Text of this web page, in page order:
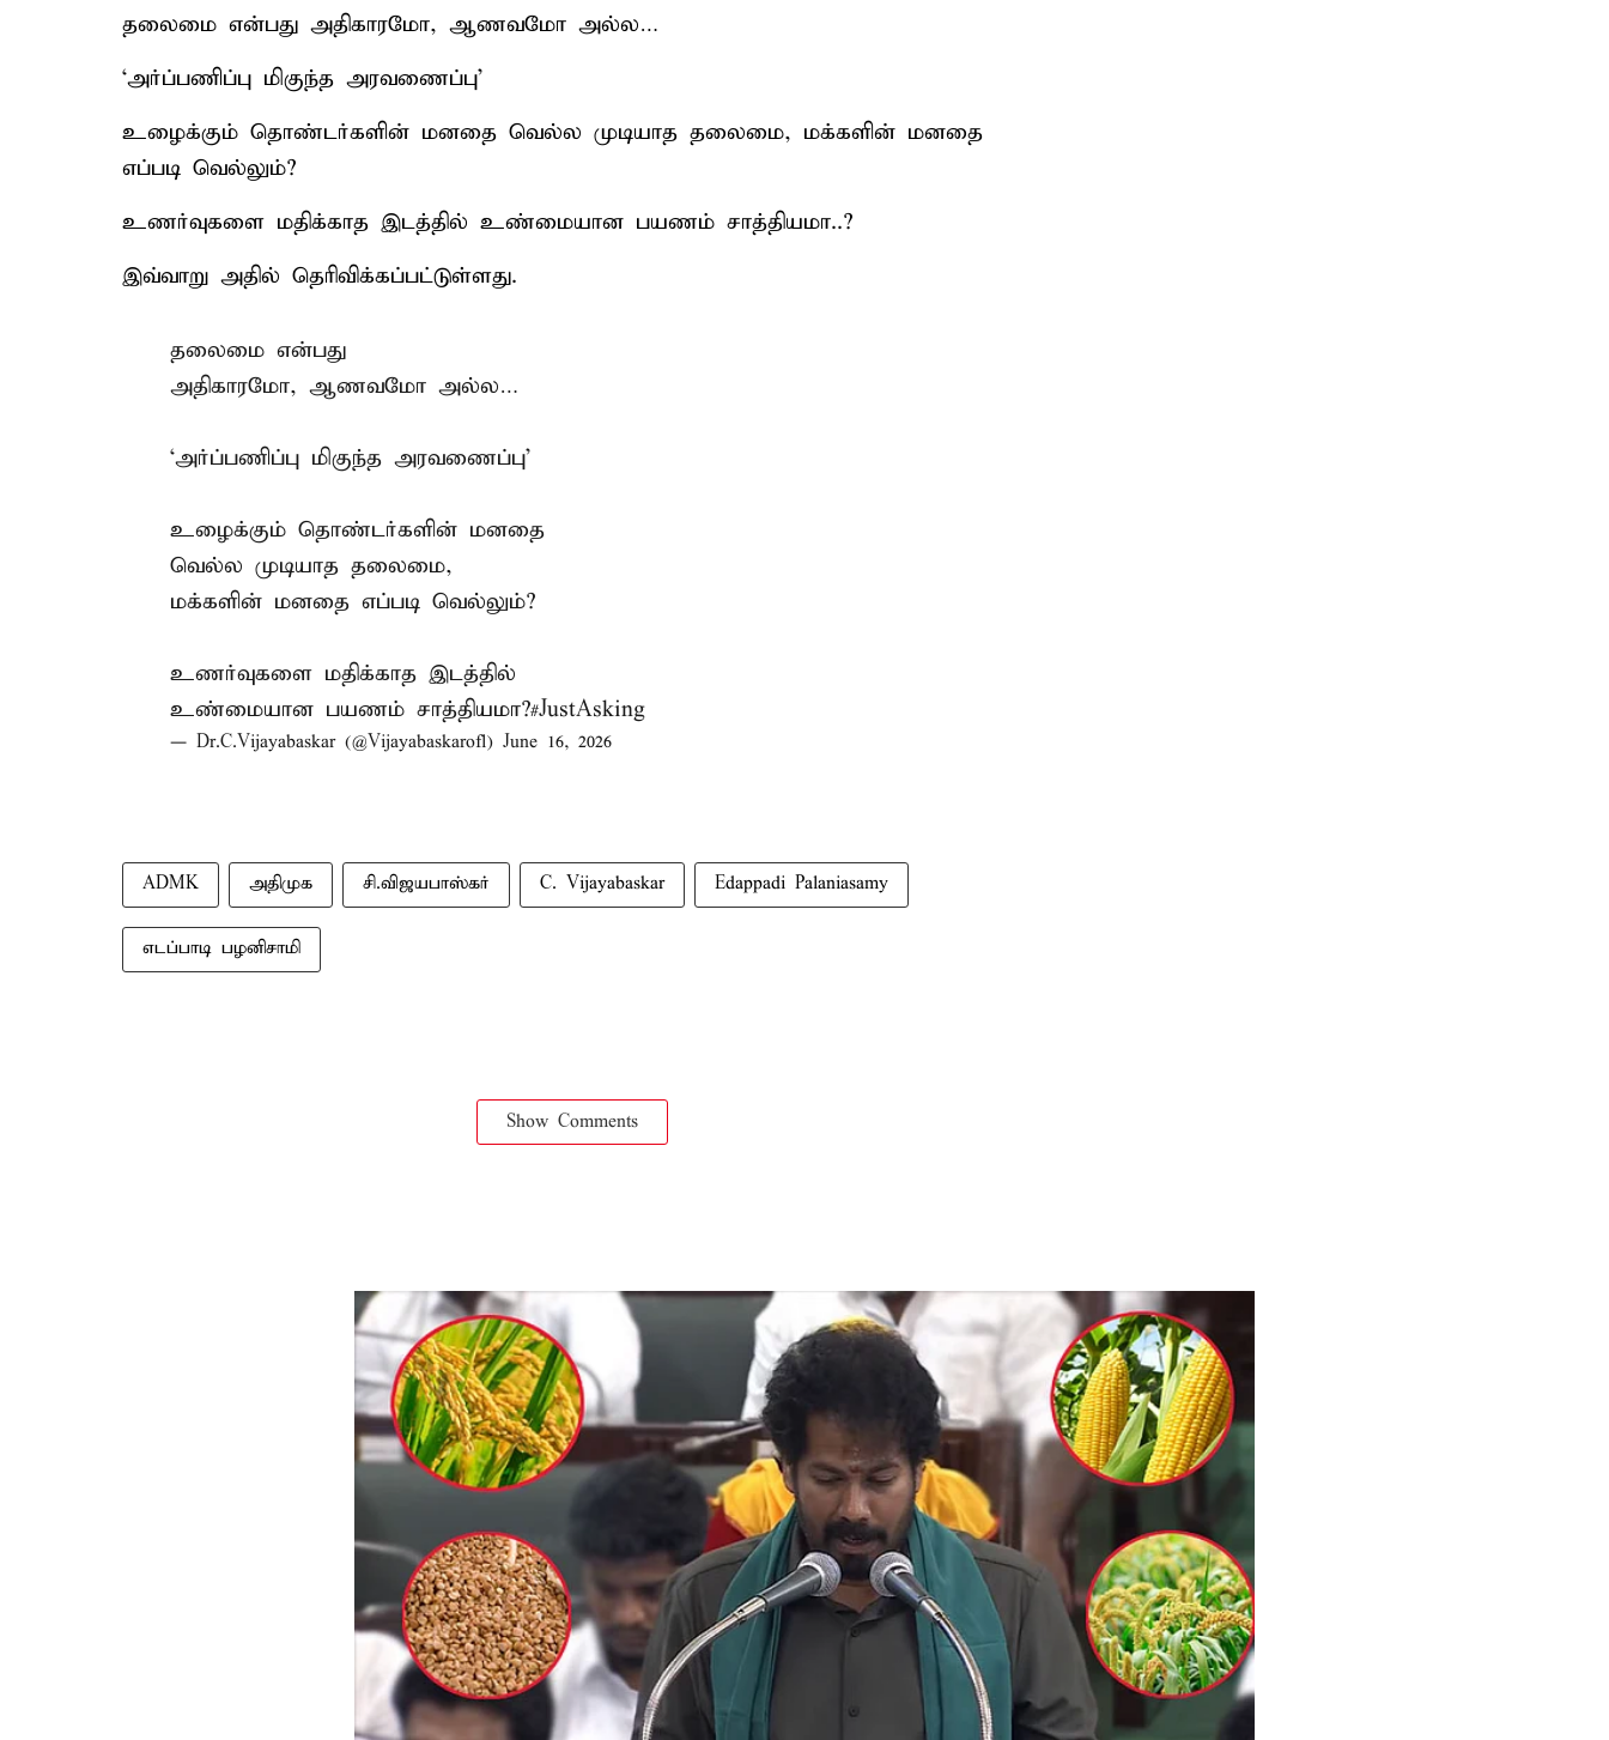
தலைமை என்பது அதிகாரமோ, ஆணவமோ அல்ல…
‘அர்ப்பணிப்பு மிகுந்த அரவணைப்பு’
உழைக்கும் தொண்டர்களின் மனதை வெல்ல முடியாத தலைமை, மக்களின் மனதை
எப்படி வெல்லும்?
உணர்வுகளை மதிக்காத இடத்தில் உண்மையான பயணம் சாத்தியமா..?
இவ்வாறு அதில் தெரிவிக்கப்பட்டுள்ளது.
தலைமை என்பது
அதிகாரமோ, ஆணவமோ அல்ல…
‘அர்ப்பணிப்பு மிகுந்த அரவணைப்பு’
உழைக்கும் தொண்டர்களின் மனதை
வெல்ல முடியாத தலைமை,
மக்களின் மனதை எப்படி வெல்லும்?
உணர்வுகளை மதிக்காத இடத்தில்
உண்மையான பயணம் சாத்தியமா?#JustAsking
— Dr.C.Vijayabaskar (@Vijayabaskarofl) June 16, 2026
ADMK அதிமுக சி.விஜயபாஸ்கர் C. Vijayabaskar Edappadi Palaniasamy
எடப்பாடி பழனிசாமி
Show Comments